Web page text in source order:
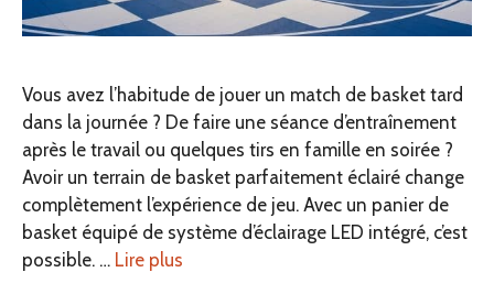
Vous avez l’habitude de jouer un match de basket tard
dans la journée ? De faire une séance d’entraînement
après le travail ou quelques tirs en famille en soirée ?
Avoir un terrain de basket parfaitement éclairé change
complètement l’expérience de jeu. Avec un panier de
basket équipé de système d’éclairage LED intégré, c’est
possible. … Lire plus